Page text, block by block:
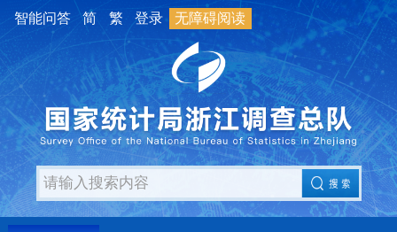
智能问答 简 繁 登录 无障碍阅读